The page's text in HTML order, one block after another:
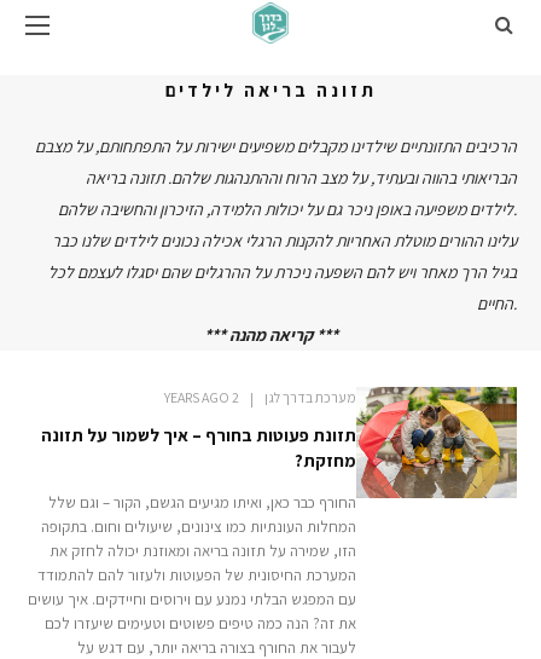
תזונה בריאה לילדים
הרכיבים התזונתיים שילדינו מקבלים משפיעים ישירות על התפתחותם, על מצבם
הבריאותי בהווה ובעתיד, על מצב הרוח וההתנהגות שלהם. תזונה בריאה
לילדים משפיעה באופן ניכר גם על יכולות הלמידה, הזיכרון והחשיבה שלהם.
עלינו ההורים מוטלת האחריות להקנות הרגלי אכילה נכונים לילדים שלנו כבר
בגיל הרך מאחר ויש להם השפעה ניכרת על ההרגלים שהם יסגלו לעצמם לכל
החיים.
*** קריאה מהנה ***
מערכת בדרך לגן 2 YEARS AGO
תזונת פעוטות בחורף – איך לשמור על תזונה
מחזקת?
החורף כבר כאן, ואיתו מגיעים הגשם, הקור – וגם שלל
המחלות העונתיות כמו צינונים, שיעולים וחום. בתקופה
הזו, שמירה על תזונה בריאה ומאוזנת יכולה לחזק את
המערכת החיסונית של הפעוטות ולעזור להם להתמודד
עם המפגש הבלתי נמנע עם וירוסים וחיידקים. איך עושים
את זה? הנה כמה טיפים פשוטים וטעימים שיעזרו לכם
לעבור את החורף בצורה בריאה יותר, עם דגש על